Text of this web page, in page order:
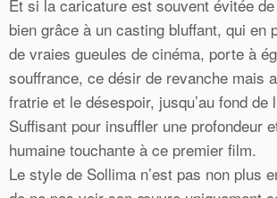
Et si la caricature est souvent évitée
bien grâce à un casting bluffant, qui en
de vraies gueules de cinéma, porte à
souffrance, ce désir de revanche mais
fratrie et le désespoir, jusqu’au fond de
Suffisant pour insuffler une profondeur
humaine touchante à ce premier film.
Le style de Sollima n’est pas non plus